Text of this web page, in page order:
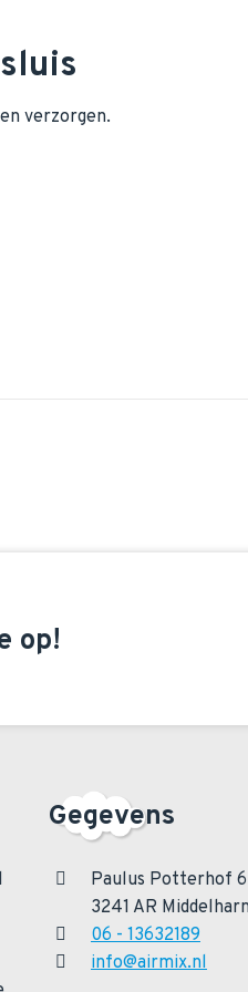
verzorgen.
op!
Gegevens
Paulus Potterhof 6
3241 AR
06 - 13632189
info@airmix.nl